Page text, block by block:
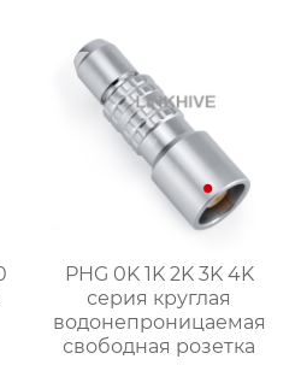
PHG 0K 1K 2K 3K 4K
серия круглая
водонепроницаемая
свободная розетка